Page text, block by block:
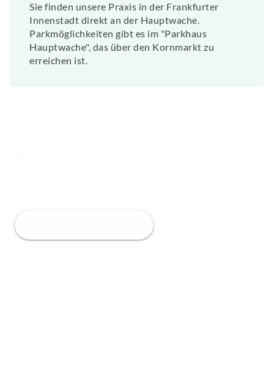
Sie finden unsere Praxis in der Frankfurter
Innenstadt direkt an der Hauptwache.
Parkmöglichkeiten gibt es im "Parkhaus
Hauptwache", das über den Kornmarkt zu
erreichen ist.